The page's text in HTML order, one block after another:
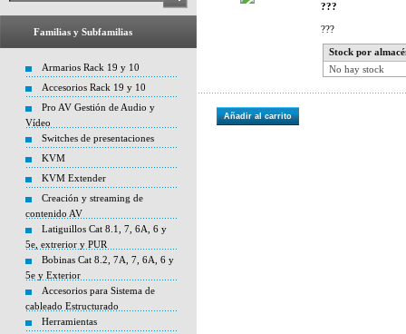
Familias y Subfamilias
Armarios Rack 19 y 10
Accesorios Rack 19 y 10
Pro AV Gestión de Audio y
Vídeo
Switches de presentaciones
KVM
KVM Extender
Creación y streaming de
contenido AV
Latiguillos Cat 8.1, 7, 6A, 6 y
5e, extrerior y PUR
Bobinas Cat 8.2, 7A, 7, 6A, 6 y
5e y Exterior
Accesorios para Sistema de
cableado Estructurado
Herramientas
???
???
Stock por
No hay stock
Añadir al carrito